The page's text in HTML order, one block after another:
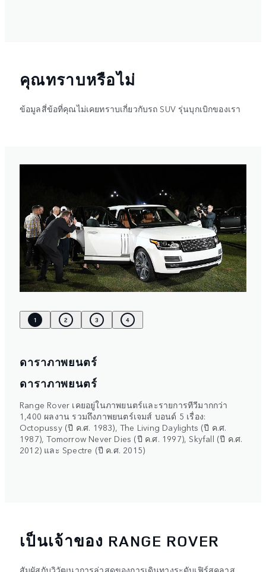
คุณทราบหรือไม่
ข้อมูลสี่ข้อที่คุณไม่เคยทราบเกี่ยวกับรถ SUV รุ่นบุกเบิกของเรา
1 2 3 4
ดาราภาพยนตร์
ดาราภาพยนตร์
Range Rover เคยอยู่ในภาพยนตร์และรายการทีวีมากกว่า
1,400 ผลงาน รวมถึงภาพยนตร์เจมส์ บอนด์ 5 เรื่อง:
Octopussy (ปี ค.ศ. 1983), The Living Daylights (ปี ค.ศ.
1987), Tomorrow Never Dies (ปี ค.ศ. 1997), Skyfall (ปี ค.ศ.
2012) และ Spectre (ปี ค.ศ. 2015)
เป็นเจ้าของ RANGE ROVER
สัมผัสกับวิวัฒนาการล่าสุดของการเดินทางระดับเฟิร์สคลาส